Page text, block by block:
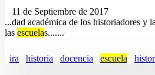
11 de Septiembre de 2017
...dad académica de los historiadores y
las escuelas.......
ira historia docencia escuela